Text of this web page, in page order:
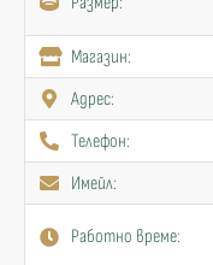
Mагазин:
Адрес:
Телефон:
Имейл:
Работно време: